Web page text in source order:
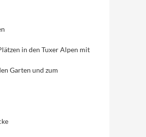
in den Tuxer Alpen mit
Garten und zum